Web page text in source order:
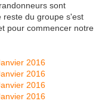
sont
reste du groupe s'est
pour commencer notre